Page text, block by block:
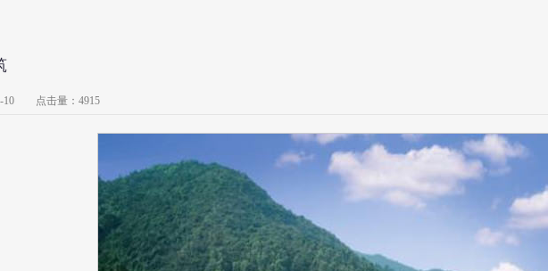
10 点击量： 4915